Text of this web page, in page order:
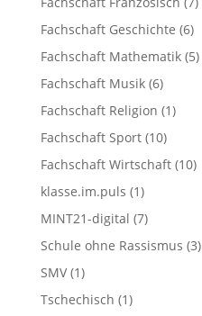
Fachschaft Geschichte (6)
Fachschaft Mathematik(5)
Fachschaft Musik(6)
Fachschaft Religion (1)
Fachschaft Sport(10)
Fachschaft Wirtschaft(10)
klasse.im.puls (1)
MINT21-digital (7)
Schule ohne Rassismus (3)
SMV(1)
Tschechisch (1)